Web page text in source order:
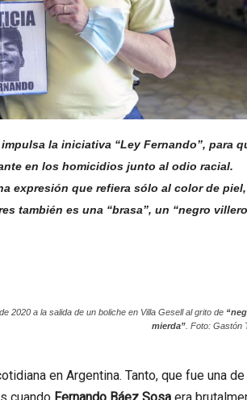
la iniciativa “Ley Fernando”, para
en los homicidios junto al odio racial.
expresión que refiera sólo al color de piel,
también es una “brasa”, un “negro
2020 a la salida de un boliche en Villa Gesell al grito de
mierda”. Foto: Gastón
en Argentina. Tanto, que fue una